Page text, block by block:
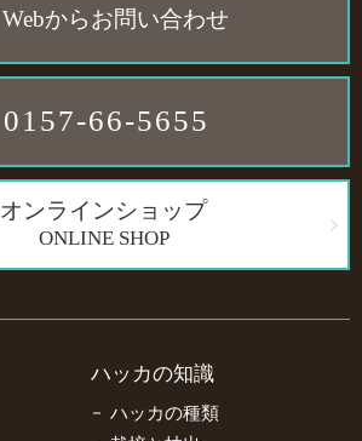
Webからお問い合わせ
0157-66-5655
オンラインショップ
ONLINE SHOP
ハッカの知識
ハッカの種類